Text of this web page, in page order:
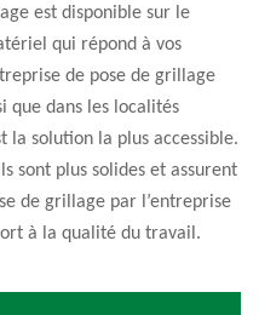
est disponible sur le
qui répond à vos
de pose de grillage
que dans les localités
la solution la plus accessible.
sont plus solides et assurent
de grillage par l’entreprise
à la qualité du travail.